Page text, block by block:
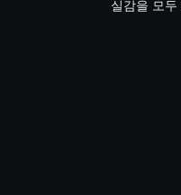
실감을 모두